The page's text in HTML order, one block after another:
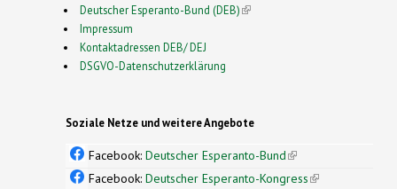
Deutscher Esperanto-Bund (DEB)(link is external)
Impressum
Kontaktadressen DEB/ DEJ
DSGVO-Datenschutzerklärung
Soziale Netze und weitere Angebote
Facebook: Deutscher Esperanto-Bund(link is
external)
Facebook: Deutscher Esperanto-Kongress(link is